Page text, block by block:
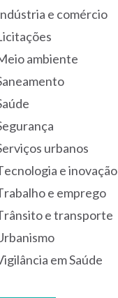
Indústria e comércio
Licitações
Meio ambiente
Saneamento
Saúde
Segurança
Serviços urbanos
Tecnologia e inovação
Trabalho e emprego
Trânsito e transporte
Urbanismo
Vigilância em Saúde